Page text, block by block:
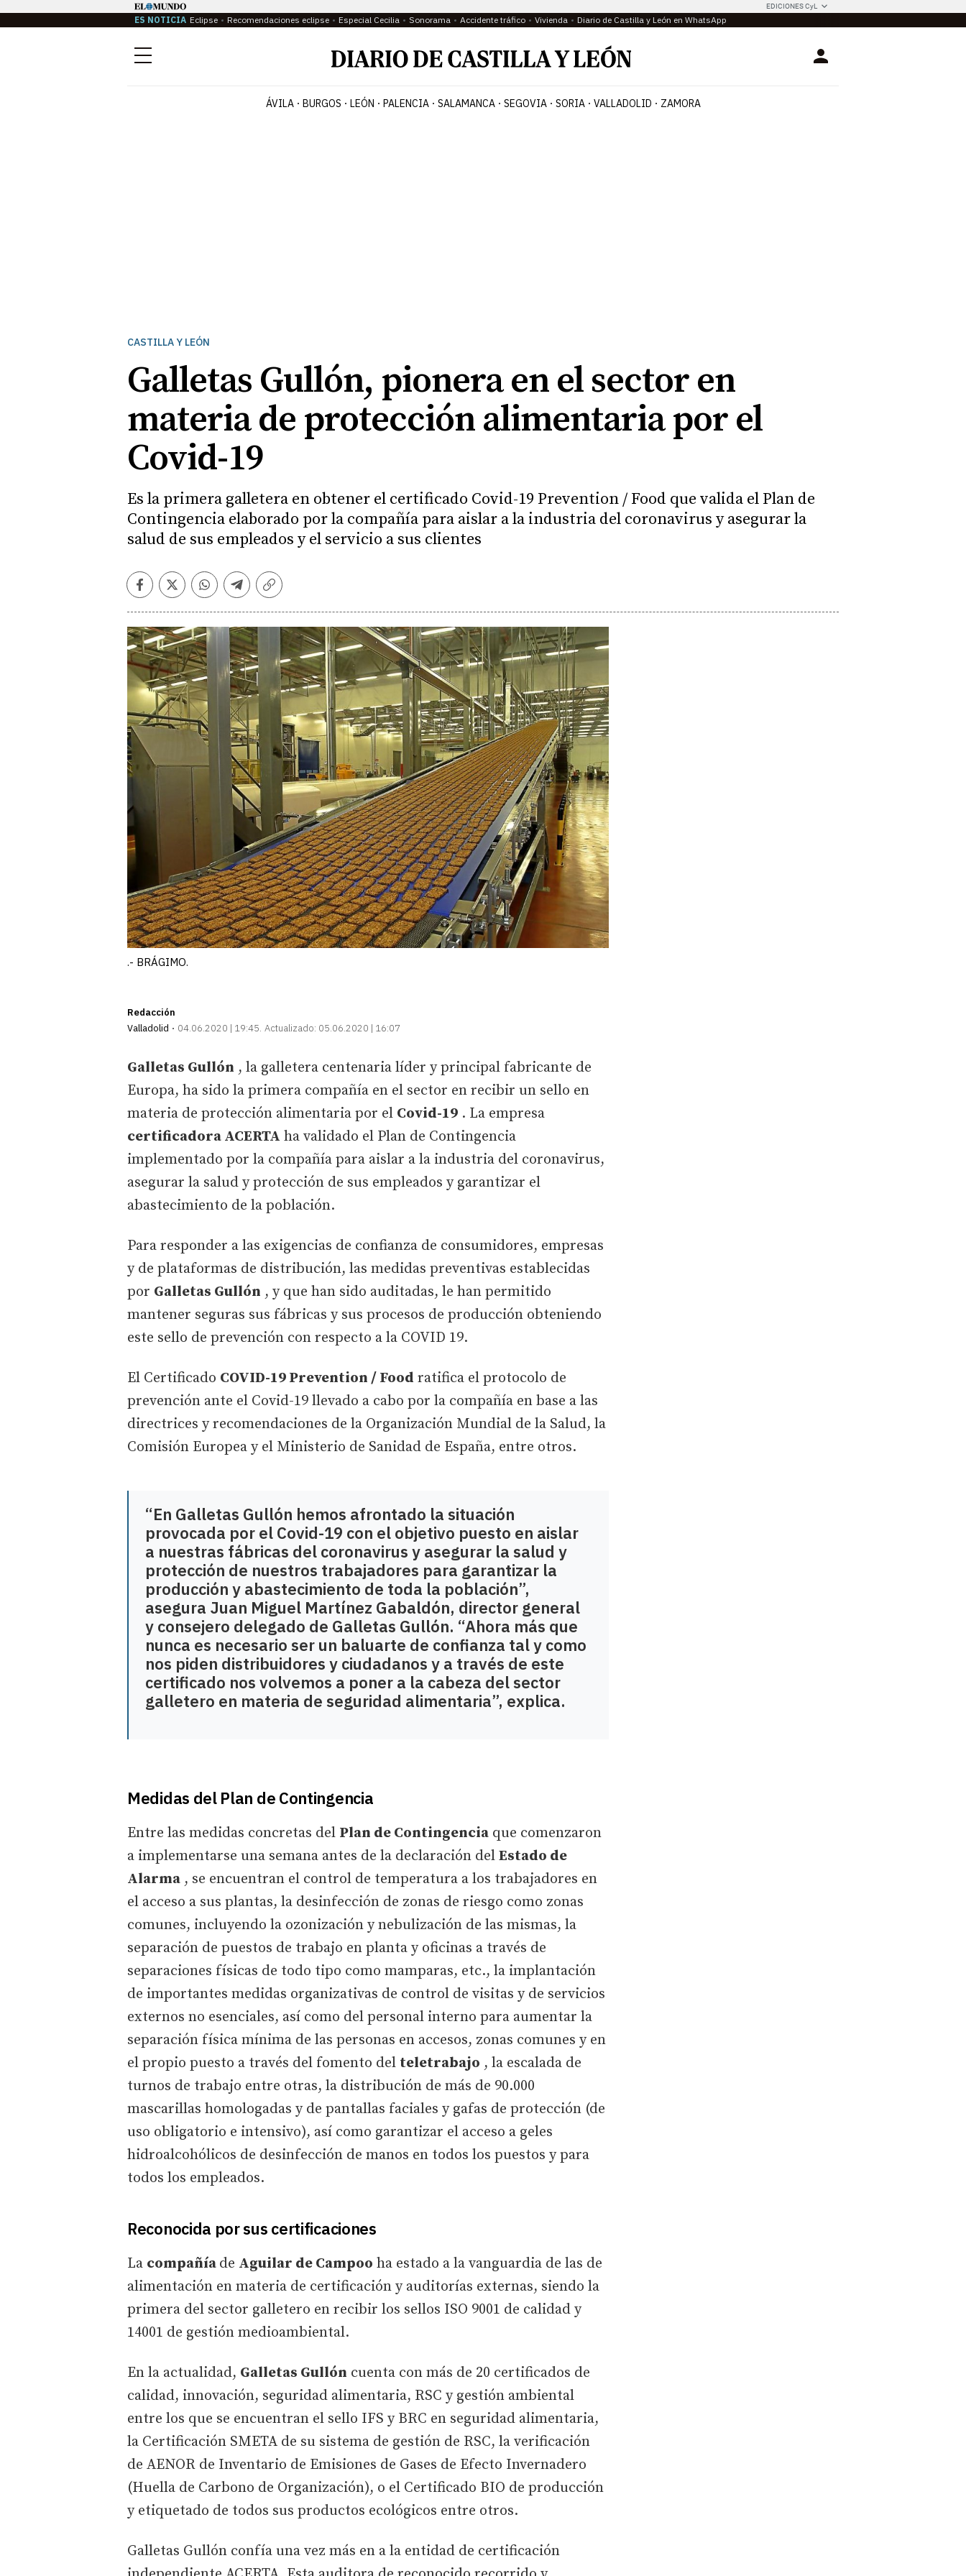
EDICIONES CyL
ES NOTICIA Eclipse Recomendaciones eclipse Especial Cecilia Sonorama Accidente tráfico Vivienda Diario de Castilla y León en WhatsApp
Menú Login
ÁVILA BURGOS LEÓN PALENCIA SALAMANCA SEGOVIA SORIA VALLADOLID ZAMORA
CASTILLA Y LEÓN
Galletas Gullón, pionera en el sector en
materia de protección alimentaria por el
Covid-19
Es la primera galletera en obtener el certificado Covid-19 Prevention / Food que valida el Plan de
Contingencia elaborado por la compañía para aislar a la industria del coronavirus y asegurar la
salud de sus empleados y el servicio a sus clientes
Facebook
TwitterWhatsapp
Telegram
Copiar
.- BRÁGIMO.
Redacción
Valladolid
04.06.2020 | 19:45 Actualizado: 05.06.2020 | 16:07
Galletas Gullón , la galletera centenaria líder y principal fabricante de
Europa, ha sido la primera compañía en el sector en recibir un sello en
materia de protección alimentaria por el Covid-19 . La empresa
certificadora ACERTA ha validado el Plan de Contingencia
implementado por la compañía para aislar a la industria del coronavirus,
asegurar la salud y protección de sus empleados y garantizar el
abastecimiento de la población.
Para responder a las exigencias de confianza de consumidores, empresas
y de plataformas de distribución, las medidas preventivas establecidas
por Galletas Gullón , y que han sido auditadas, le han permitido
mantener seguras sus fábricas y sus procesos de producción obteniendo
este sello de prevención con respecto a la COVID 19.
El Certificado COVID-19 Prevention / Food ratifica el protocolo de
prevención ante el Covid-19 llevado a cabo por la compañía en base a las
directrices y recomendaciones de la Organización Mundial de la Salud, la
Comisión Europea y el Ministerio de Sanidad de España, entre otros.
“En Galletas Gullón hemos afrontado la situación
provocada por el Covid-19 con el objetivo puesto en aislar
a nuestras fábricas del coronavirus y asegurar la salud y
protección de nuestros trabajadores para garantizar la
producción y abastecimiento de toda la población”,
asegura Juan Miguel Martínez Gabaldón, director general
y consejero delegado de Galletas Gullón. “Ahora más que
nunca es necesario ser un baluarte de confianza tal y como
nos piden distribuidores y ciudadanos y a través de este
certificado nos volvemos a poner a la cabeza del sector
galletero en materia de seguridad alimentaria”, explica.
Medidas del Plan de Contingencia
Entre las medidas concretas del Plan de Contingencia que comenzaron
a implementarse una semana antes de la declaración del Estado de
Alarma , se encuentran el control de temperatura a los trabajadores en
el acceso a sus plantas, la desinfección de zonas de riesgo como zonas
comunes, incluyendo la ozonización y nebulización de las mismas, la
separación de puestos de trabajo en planta y oficinas a través de
separaciones físicas de todo tipo como mamparas, etc., la implantación
de importantes medidas organizativas de control de visitas y de servicios
externos no esenciales, así como del personal interno para aumentar la
separación física mínima de las personas en accesos, zonas comunes y en
el propio puesto a través del fomento del teletrabajo , la escalada de
turnos de trabajo entre otras, la distribución de más de 90.000
mascarillas homologadas y de pantallas faciales y gafas de protección (de
uso obligatorio e intensivo), así como garantizar el acceso a geles
hidroalcohólicos de desinfección de manos en todos los puestos y para
todos los empleados.
Reconocida por sus certificaciones
La compañía de Aguilar de Campoo ha estado a la vanguardia de las de
alimentación en materia de certificación y auditorías externas, siendo la
primera del sector galletero en recibir los sellos ISO 9001 de calidad y
14001 de gestión medioambiental.
En la actualidad, Galletas Gullón cuenta con más de 20 certificados de
calidad, innovación, seguridad alimentaria, RSC y gestión ambiental
entre los que se encuentran el sello IFS y BRC en seguridad alimentaria,
la Certificación SMETA de su sistema de gestión de RSC, la verificación
de AENOR de Inventario de Emisiones de Gases de Efecto Invernadero
(Huella de Carbono de Organización), o el Certificado BIO de producción
y etiquetado de todos sus productos ecológicos entre otros.
Galletas Gullón confía una vez más en a la entidad de certificación